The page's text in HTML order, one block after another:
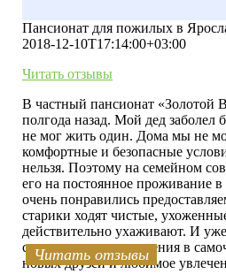
Читать отзывы
Читать отзывы
Читать отзывы
самочувствии деда, он обрёл
увлечение. Спасибо вам за
Читать отзывы
Пансионат для пожилых в
2018-12-10T17:14:00+03:00
Читать отзывы
В частный пансионат «Золотой
полгода назад. Мой дед заболел
не мог жить один. Дома мы не
комфортные и безопасные
нельзя. Поэтому на семейном
его на постоянное проживание
очень понравились
старики ходят чистые,
действительно ухаживают. И уже
стали заметны улучшения в
новых друзей и любимое
Читать отзывы
Читать отзывы
Читать отзывы
Читать отзывы
Читать отзывы
Читать отзывы